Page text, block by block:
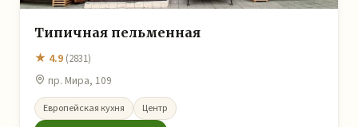
Типичная пельменная
★ 4.9 (2831)
пр. Мира, 109
Европейская кухня Центр